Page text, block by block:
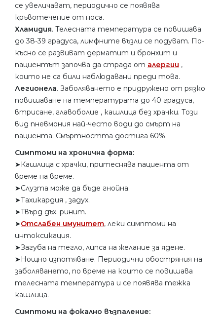
се увеличават, периодично се появява
кръвотечение от носа.
Хламидия. Телесната температура се повишава
до 38-39 градуса, лимфните възли се подуват. По-
късно се развиват дерматит и бронхит и
пациентът започва да страда от алергии ,
които не са били наблюдавани преди това.
Легионела. Заболяването е придружено от рязко
повишаване на температурата до 40 градуса,
втрисане, главоболие , кашлица без храчки. Този
вид пневмония най-често води до смърт на
пациента. Смъртността достига 60%.
Симптоми на хронична форма:
➤Кашлица с храчки, притеснява пациента от
време на време.
➤Слузта може да бъде гнойна.
➤Тахикардия , задух.
➤Твърд дъх. ринит.
➤Отслабен имунитет, леки симптоми на
интоксикация.
➤Загуба на тегло, липса на желание за ядене.
➤Нощно изпотяване. Периодични обостряния на
заболяването, по време на които се повишава
телесната температура и се появява тежка
кашлица.
Симптоми на фокално възпаление: